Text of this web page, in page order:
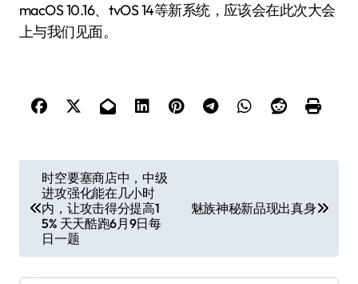
macOS 10.16、tvOS 14等新系统，应该会在此次大会
上与我们见面。
章
航
时空要塞商店中，中级
进攻强化能在几小时
内，让攻击得分提高1
5% 天天酷跑6月9日每
日一题
魅族神秘新品现出真身